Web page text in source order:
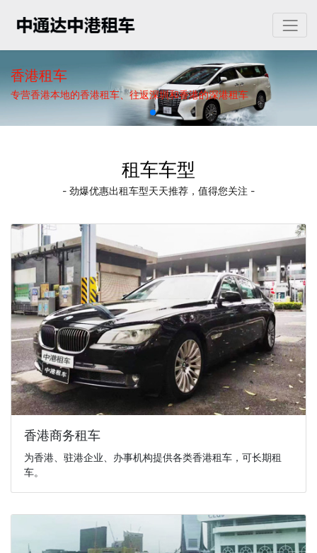
香港租车
专营香港本地的香港租车、往返深圳和香港的深港租车
租车车型
- 劲爆优惠出租车型天天推荐，值得您关注 -
香港商务租车
为香港、驻港企业、办事机构提供各类香港租车，可长期租
车。